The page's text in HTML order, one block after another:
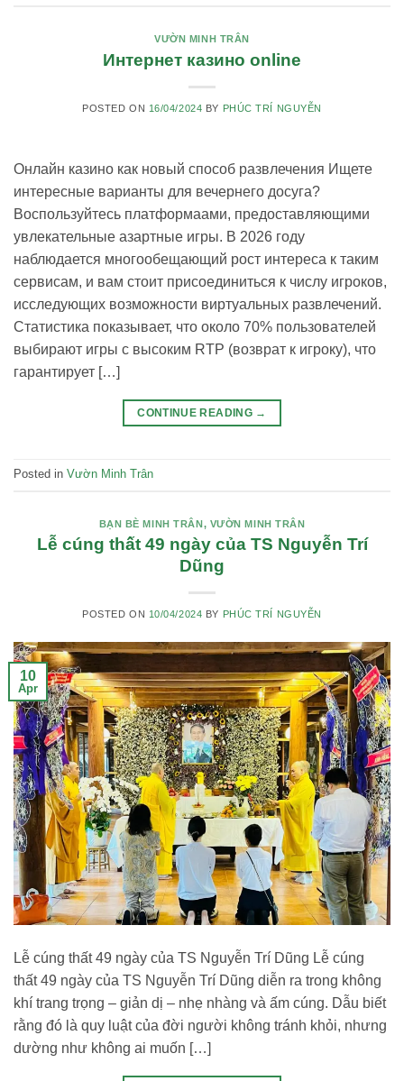
VƯỜN MINH TRÂN
Интернет казино online
POSTED ON 16/04/2024 BY PHÚC TRÍ NGUYỄN
Онлайн казино как новый способ развлечения Ищете
интересные варианты для вечернего досуга?
Воспользуйтесь платформаами, предоставляющими
увлекательные азартные игры. В 2026 году
наблюдается многообещающий рост интереса к таким
сервисам, и вам стоит присоединиться к числу игроков,
исследующих возможности виртуальных развлечений.
Статистика показывает, что около 70% пользователей
выбирают игры с высоким RTP (возврат к игроку), что
гарантирует […]
CONTINUE READING →
Posted in Vườn Minh Trân
BẠN BÈ MINH TRÂN, VƯỜN MINH TRÂN
Lễ cúng thất 49 ngày của TS Nguyễn Trí
Dũng
POSTED ON 10/04/2024 BY PHÚC TRÍ NGUYỄN
10
Apr
Lễ cúng thất 49 ngày của TS Nguyễn Trí Dũng Lễ cúng
thất 49 ngày của TS Nguyễn Trí Dũng diễn ra trong không
khí trang trọng – giản dị – nhẹ nhàng và ấm cúng. Dẫu biết
rằng đó là quy luật của đời người không tránh khỏi, nhưng
dường như không ai muốn […]